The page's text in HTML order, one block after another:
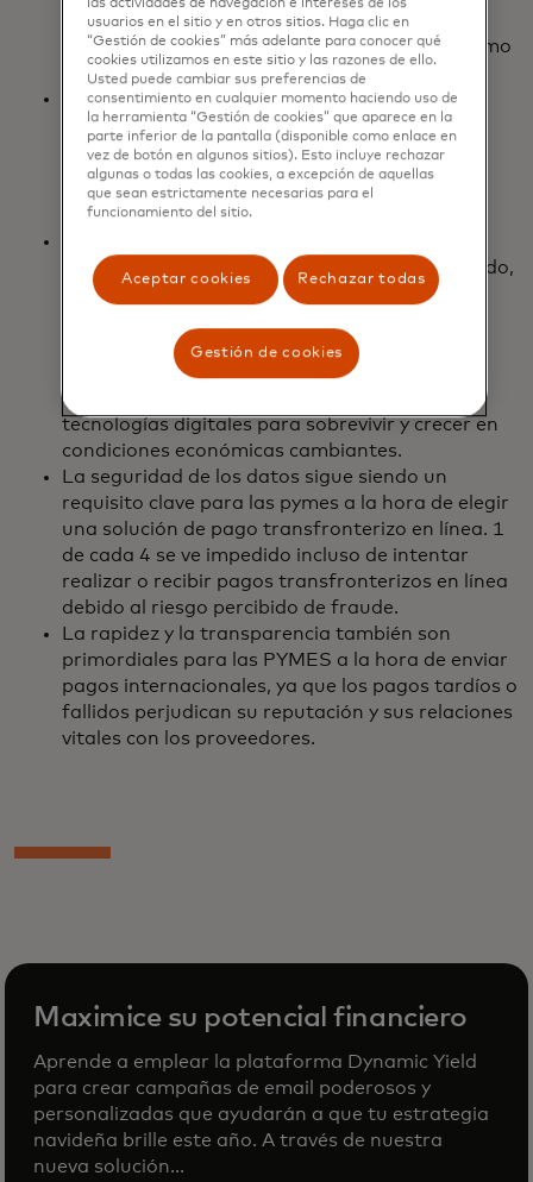
plazo en el bienestar de los consumidores. El
76% no pudo mantener de alguna manera como
resultado de un pago atrasado o fallido.
Las pymes son cada vez más globales, lo que
genera la necesidad de soluciones de pago
transfronterizas rápidas y seguras.
nivel internacional que en 2021. Como resultado,
el 65% tiene la intención de buscar más
mundial para que las operaciones comerciales
sean más estables. Y la mayoría de las pymes
también están aumentando su inversión en
tecnologías digitales para sobrevivir y crecer en
condiciones económicas cambiantes.
La seguridad de los datos sigue siendo un
requisito clave para las pymes a la hora de elegir
una solución de pago transfronterizo en línea. 1
de cada 4 se ve impedido incluso de intentar
realizar o recibir pagos transfronterizos en línea
debido al riesgo percibido de fraude.
La rapidez y la transparencia también son
primordiales para las PYMES a la hora de enviar
pagos internacionales, ya que los pagos tardíos o
fallidos perjudican su reputación y sus relaciones
vitales con los proveedores.
Maximice su potencial financiero
Aprende a emplear la plataforma Dynamic Yield
para crear campañas de email poderosos y
personalizadas que ayudarán a que tu estrategia
navideña brille este año. A través de nuestra
nueva solución...
las actividades de navegación e intereses de los
usuarios en el sitio y en otros sitios. Haga clic en
“Gestión de cookies” más adelante para conocer qué
cookies utilizamos en este sitio y las razones de ello.
Usted puede cambiar sus preferencias de
consentimiento en cualquier momento haciendo uso de
la herramienta “Gestión de cookies” que aparece en la
parte inferior de la pantalla (disponible como enlace en
vez de botón en algunos sitios). Esto incluye rechazar
algunas o todas las cookies, a excepción de aquellas
que sean estrictamente necesarias para el
funcionamiento del sitio.
Aceptar cookies Rechazar todas
Gestión de cookies